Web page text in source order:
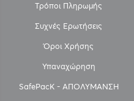
Τρόποι Πληρωμής
Συχνές Ερωτήσεις
Όροι Χρήσης
Υπαναχώρηση
SafePacK - ΑΠΟΛΥΜΑΝΣΗ